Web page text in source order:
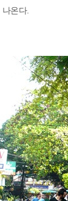
온다.